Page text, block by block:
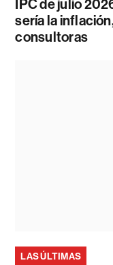
IPC de julio
sería la
consultoras
LAS ÚLTIMAS